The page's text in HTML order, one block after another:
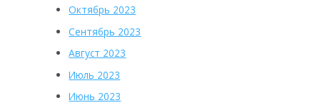
Октябрь 2023
Сентябрь 2023
Август 2023
Июль 2023
Июнь 2023